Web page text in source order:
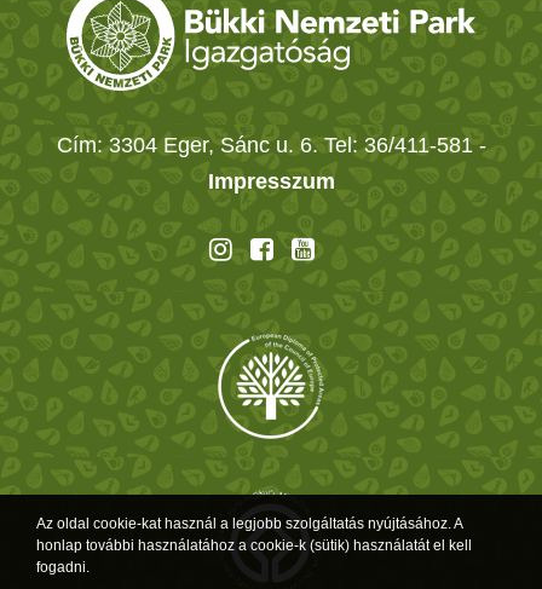
Cím: 3304 Eger, Sánc u. 6. Tel: 36/411-581 -
Impresszum
Az oldal cookie-kat használ a legjobb szolgáltatás nyújtásához. A
honlap további használatához a cookie-k (sütik) használatát el kell
fogadni.